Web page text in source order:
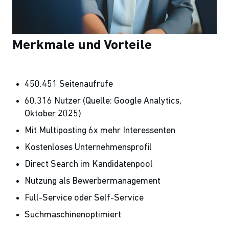
Merkmale und Vorteile
450.451 Seitenaufrufe
60.316 Nutzer (Quelle: Google Analytics,
Oktober 2025)
Mit Multiposting 6x mehr Interessenten
Kostenloses Unternehmensprofil
Direct Search im Kandidatenpool
Nutzung als Bewerbermanagement
Full-Service oder Self-Service
Suchmaschinenoptimiert